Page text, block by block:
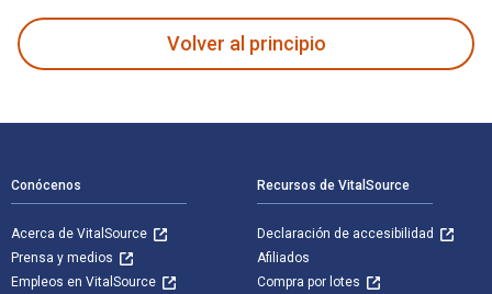
Volver al principio
Conócenos
Acerca de VitalSource
Prensa y medios
Empleos en VitalSource
Recursos de VitalSource
Declaración de accesibilidad
Afiliados
Compra por lotes